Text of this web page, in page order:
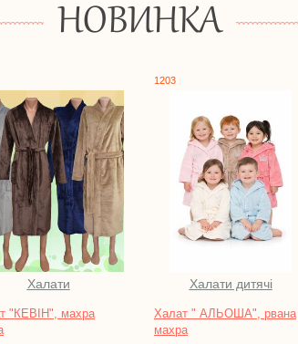
НОВИНКА
Халати дитячі
Халат " АЛЬОША", рвана
махра
Халати
Халат "ІРИНА" кулір
реактив